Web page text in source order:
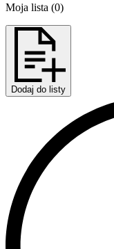
Moja lista (0)
Dodaj do listy